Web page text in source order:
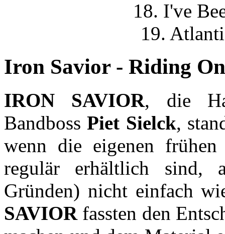
18. I've
19.
Iron Savior - Riding
IRON SAVIOR, die
BandbossPiet Sielck,
wenn die eigenen
regulär erhältlich sind,
Gründen) nicht einfach
SAVIORfassten den